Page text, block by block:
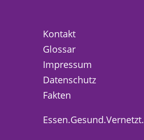
Kontakt
Glossar
Impressum
Datenschutz
Fakten
Essen.Gesund.Vernetzt.